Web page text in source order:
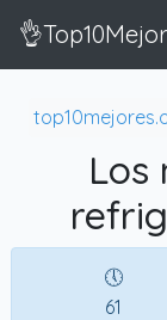
Los
🕔
61